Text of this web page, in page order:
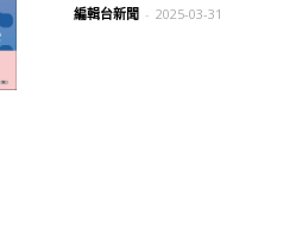
編輯台新聞 - 2025-03-31